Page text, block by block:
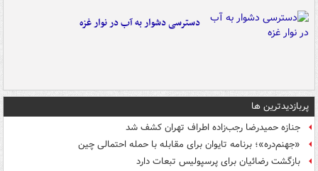
دسترسی دشوار به آب در نوار غزه
پربازدیدترین ها
جنازه حمیدرضا رجب‌زاده اطراف تهران کشف شد
«جهنم‌دره»؛ برنامه تایوان برای مقابله با حمله احتمالی چین
بازگشت رضائیان برای پرسپولیس تبعات دارد